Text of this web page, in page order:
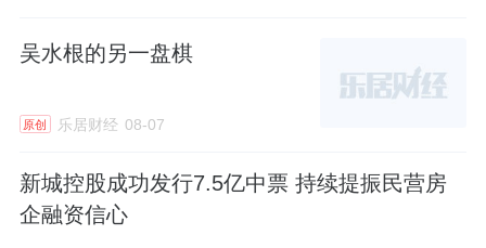
2025年，第一创业证券紧扣新质生产力与高质
量发展要求，将金融“五篇大文章”作为服务国
家战略、优化资源配置的重要抓手，不断完善
实提升服务质效，为建设金融强国贡献专业力
量。
吴水根的另一盘棋
原创 乐居财经 08-07
新城控股成功发行7.5亿中票 持续提振民营房
企融资信心